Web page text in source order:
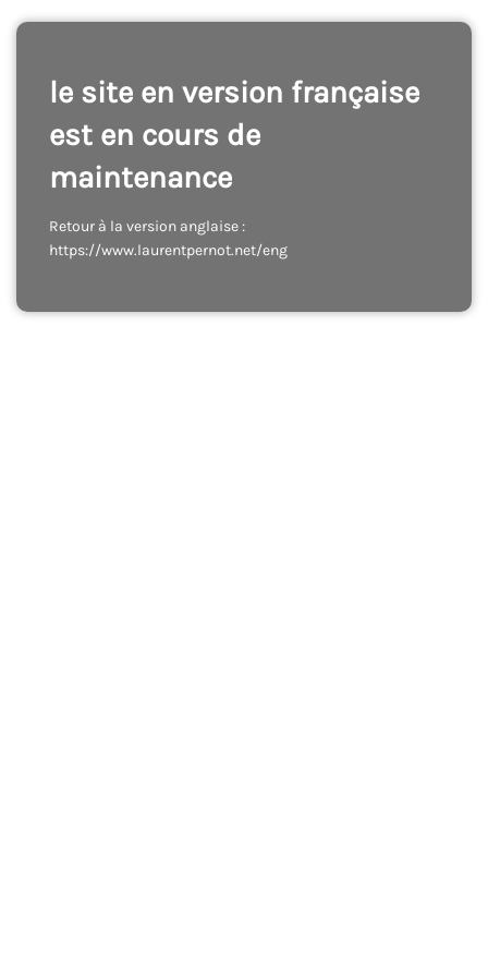
le site en version française
est en cours de
maintenance
Retour à la version anglaise :
https://www.laurentpernot.net/eng